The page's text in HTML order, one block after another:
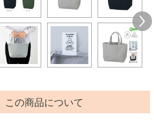
この商品について